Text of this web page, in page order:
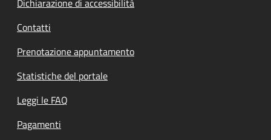
Dichiarazione di accessibilità
Contatti
Prenotazione appuntamento
Statistiche del portale
Leggi le FAQ
Pagamenti